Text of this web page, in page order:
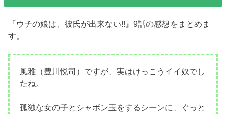
『ウチの娘は、彼氏が出来ない!!』9話の感想をまとめま
す。
風雅（豊川悦司）ですが、実はけっこうイイ奴でし
たね。
孤独な女の子とシャボン玉をするシーンに、ぐっと